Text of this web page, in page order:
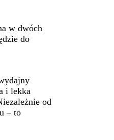
w dwóch
do
i lekka
od
– to